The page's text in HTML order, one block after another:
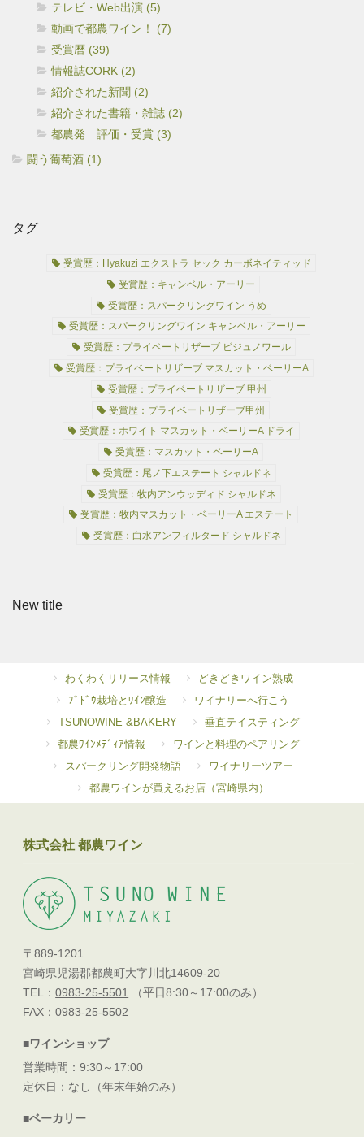
テレビ・Web出演 (5)
動画で都農ワイン！ (7)
受賞暦 (39)
情報誌CORK (2)
紹介された新聞 (2)
紹介された書籍・雑誌 (2)
都農発 評価・受賞 (3)
闘う葡萄酒 (1)
タグ
受賞歴：Hyakuzi エクストラ セック カーボネイティッド
受賞歴：キャンベル・アーリー
受賞歴：スパークリングワイン うめ
受賞歴：スパークリングワイン キャンベル・アーリー
受賞歴：プライベートリザーブ ビジュノワール
受賞歴：プライベートリザーブ マスカット・ベーリーA
受賞歴：プライベートリザーブ 甲州
受賞歴：プライベートリザーブ甲州
受賞歴：ホワイト マスカット・ベーリーA ドライ
受賞歴：マスカット・ベーリーA
受賞歴：尾ノ下エステート シャルドネ
受賞歴：牧内アンウッディド シャルドネ
受賞歴：牧内マスカット・ベーリーA エステート
受賞歴：白水アンフィルタード シャルドネ
New title
わくわくリリース情報
どきどきワイン熟成
ﾌﾞﾄﾞｳ栽培とﾜｲﾝ醸造
ワイナリーへ行こう
TSUNOWINE &BAKERY
垂直テイスティング
都農ﾜｲﾝﾒﾃﾞｨｱ情報
ワインと料理のペアリング
スパークリング開発物語
ワイナリーツアー
都農ワインが買えるお店（宮崎県内）
株式会社 都農ワイン
〒889-1201
宮崎県児湯郡都農町大字川北14609-20
TEL：0983-25-5501 （平日8:30～17:00のみ）
FAX：0983-25-5502
■ワインショップ
営業時間：9:30～17:00
定休日：なし（年末年始のみ）
■ベーカリー